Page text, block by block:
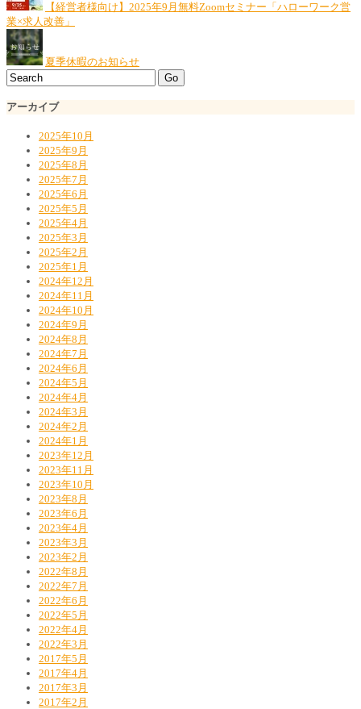
【経営者様向け】2025年9月無料Zoomセミナー「ハローワーク営
業×求人改善」
夏季休暇のお知らせ
アーカイブ
2025年10月
2025年9月
2025年8月
2025年7月
2025年6月
2025年5月
2025年4月
2025年3月
2025年2月
2025年1月
2024年12月
2024年11月
2024年10月
2024年9月
2024年8月
2024年7月
2024年6月
2024年5月
2024年4月
2024年3月
2024年2月
2024年1月
2023年12月
2023年11月
2023年10月
2023年8月
2023年6月
2023年4月
2023年3月
2023年2月
2022年8月
2022年7月
2022年6月
2022年5月
2022年4月
2022年3月
2017年5月
2017年4月
2017年3月
2017年2月